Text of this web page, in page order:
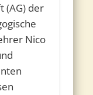
(AG) der
Nico